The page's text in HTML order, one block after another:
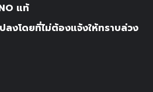
แท้
ลงโดยที่ไม่ต้องแจ้งให้ทราบล่วง